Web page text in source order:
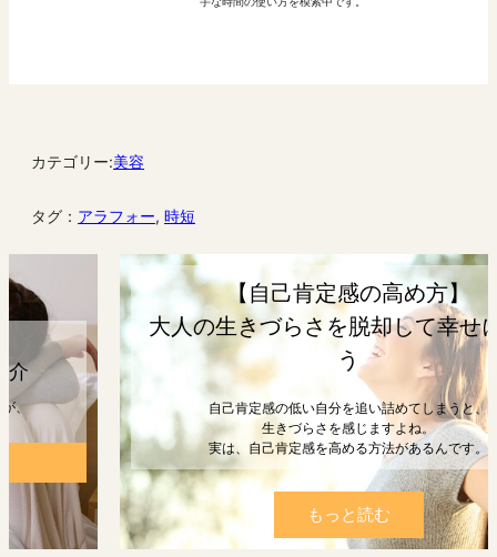
カテゴリー:美容
タグ： アラフォー, 時短
【自己肯定感の高め方】
大人の生きづらさを脱却して幸せになろ
う
自己肯定感の低い自分を追い詰めてしまうと、
生きづらさを感じますよね。
実は、自己肯定感を高める方法があるんです。
もっと読む